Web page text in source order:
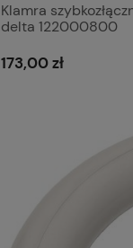
Klamra
delta 122000800
173,00 zł